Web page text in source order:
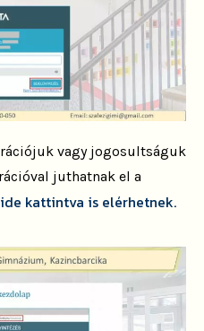
vagy jogosultságuk
juthatnak el a
kattintva is elérhetnek.